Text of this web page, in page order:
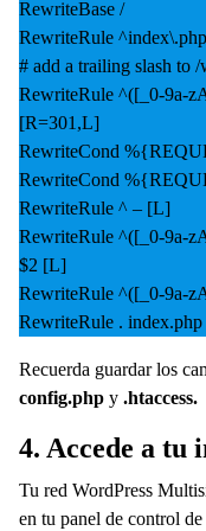
RewriteBase /
RewriteRule
# add a trailing slash to
RewriteRule ^([_0-9a-
[R=301,L]
RewriteCond
RewriteCond
RewriteRule ^ – [L]
RewriteRule ^([_0-9a-
$2 [L]
RewriteRule ^([_0-9a-
RewriteRule .
Recuerda guardar los
config.php y .htaccess.
4. Accede a tu
Tu red WordPress
en tu panel de control